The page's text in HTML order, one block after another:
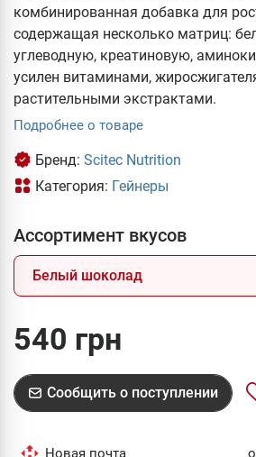
комбинированная добавка для
содержащая несколько матриц:
углеводную, креатиновую,
усилен витаминами,
растительными экстрактами.
Подробнее о товаре
Бренд: Scitec Nutrition
Категория: Гейнеры
Ассортимент вкусов
Белый шоколад
540 грн
Сообщить о поступлении
Новая почта